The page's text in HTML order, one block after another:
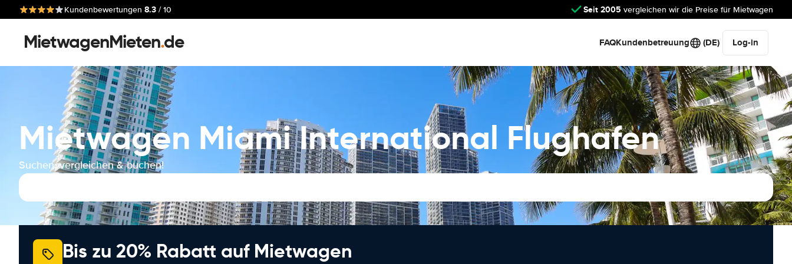
Kundenbewertungen 8.3 / 10 Seit 2005 vergleichen wir die Preise für Mietwagen
MietwagenMieten.de FAQKundenbetreuung (DE) Log-in
Mietwagen Miami International Flughafen
Suchen, vergleichen & buchen!
Bis zu 20% Rabatt auf Mietwagen